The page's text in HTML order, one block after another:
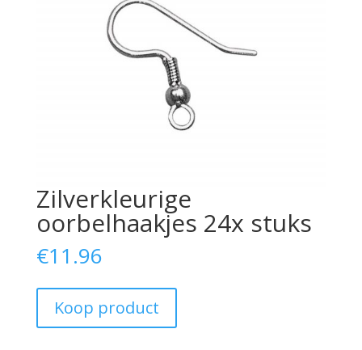
Zilverkleurige
oorbelhaakjes 24x stuks
€11.96
Koop product